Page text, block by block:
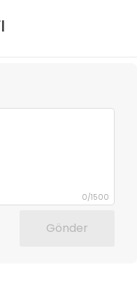
0/1500
Gönder